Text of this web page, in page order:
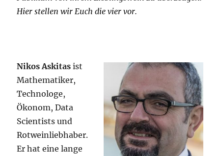
voller
Erfolg
Hier stellen wir Euch die vier vor.
Nikos Askitas ist
Mathematiker,
Technologe,
Ökonom, Data
Scientists und
Rotweinliebhaber.
Er hat eine lange